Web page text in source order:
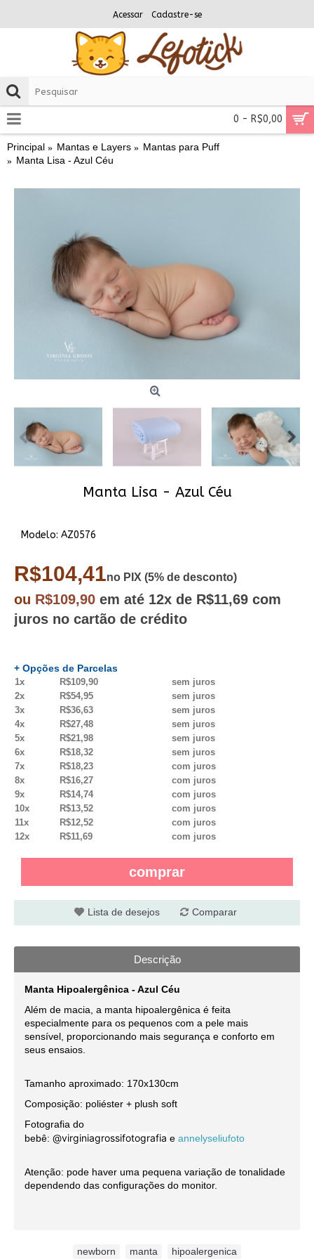
Acessar Cadastre-se
0 - R$0,00
Principal Mantas e Layers
Mantas para Puff
Manta Lisa - Azul Céu
Manta Lisa - Azul Céu
Modelo: AZ0576
R$104,41no PIX (5% de desconto)
ou R$109,90 em até 12x de R$11,69 com
juros no cartão de crédito
+ Opções de Parcelas
1x R$109,90
sem juros
2x
R$54,95
sem juros
3x
R$36,63
sem juros
4x
R$27,48
sem juros
5x
R$21,98
sem juros
6x
R$18,32
sem juros
7x
R$18,23
com juros
8x
R$16,27
com juros
9x
R$14,74
com juros
10x
R$13,52
com juros
11x
R$12,52
com juros
12x
R$11,69 com juros
comprar
Lista de desejos Comparar
Descrição
Manta Hipoalergênica - Azul Céu
Além de macia, a manta hipoalergênica é feita
especialmente para os pequenos com a pele mais
sensível, proporcionando mais segurança e conforto em
seus ensaios.
Tamanho aproximado: 170x130cm
Composição: poliéster + plush soft
Fotografia do
bebê: @virginiagrossifotografia e annelyseliufoto
Atenção: pode haver uma pequena variação de tonalidade
dependendo das configurações do monitor.
newborn manta hipoalergenica